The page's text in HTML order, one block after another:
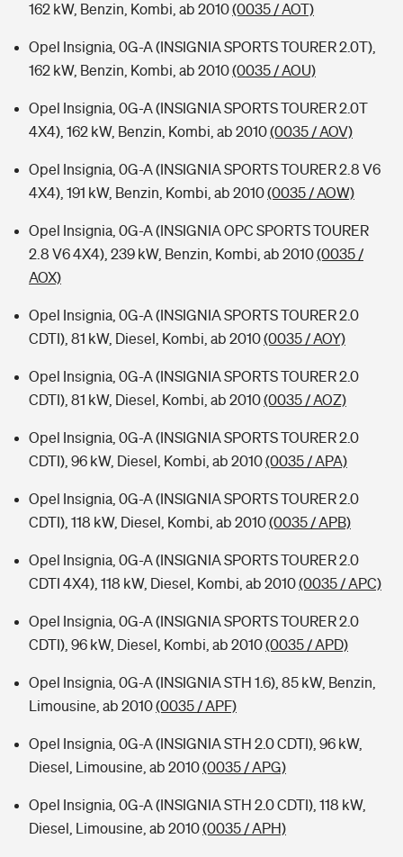
162 kW, Benzin, Kombi, ab 2010(0035 / AOT)
Opel Insignia, 0G-A (INSIGNIA SPORTS TOURER 2.0T),
162 kW, Benzin, Kombi, ab 2010(0035 / AOU)
Opel Insignia, 0G-A (INSIGNIA SPORTS TOURER 2.0T
4X4), 162 kW, Benzin, Kombi, ab 2010(0035 / AOV)
Opel Insignia, 0G-A (INSIGNIA SPORTS TOURER 2.8 V6
4X4), 191 kW, Benzin, Kombi, ab 2010(0035 / AOW)
Opel Insignia, 0G-A (INSIGNIA OPC SPORTS TOURER
2.8 V6 4X4), 239 kW, Benzin, Kombi, ab 2010(0035 /
AOX)
Opel Insignia, 0G-A (INSIGNIA SPORTS TOURER 2.0
CDTI), 81 kW, Diesel, Kombi, ab 2010(0035 / AOY)
Opel Insignia, 0G-A (INSIGNIA SPORTS TOURER 2.0
CDTI), 81 kW, Diesel, Kombi, ab 2010(0035 / AOZ)
Opel Insignia, 0G-A (INSIGNIA SPORTS TOURER 2.0
CDTI), 96 kW, Diesel, Kombi, ab 2010(0035 / APA)
Opel Insignia, 0G-A (INSIGNIA SPORTS TOURER 2.0
CDTI), 118 kW, Diesel, Kombi, ab 2010(0035 / APB)
Opel Insignia, 0G-A (INSIGNIA SPORTS TOURER 2.0
CDTI 4X4), 118 kW, Diesel, Kombi, ab 2010(0035 / APC)
Opel Insignia, 0G-A (INSIGNIA SPORTS TOURER 2.0
CDTI), 96 kW, Diesel, Kombi, ab 2010(0035 / APD)
Opel Insignia, 0G-A (INSIGNIA STH 1.6), 85 kW, Benzin,
Limousine, ab 2010(0035 / APF)
Opel Insignia, 0G-A (INSIGNIA STH 2.0 CDTI), 96 kW,
Diesel, Limousine, ab 2010(0035 / APG)
Opel Insignia, 0G-A (INSIGNIA STH 2.0 CDTI), 118 kW,
Diesel, Limousine, ab 2010(0035 / APH)